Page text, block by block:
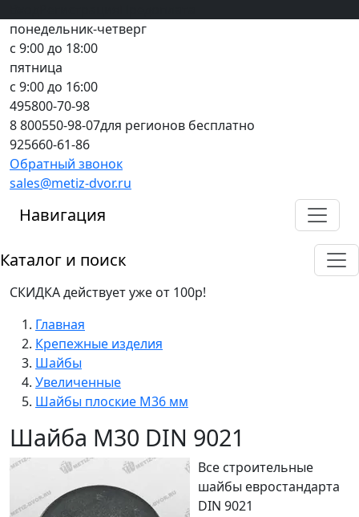
понедельник-четверг
с 9:00 до 18:00
пятница
с 9:00 до 16:00
495800-70-98
8 800550-98-07для регионов бесплатно
925660-61-86
Обратный звонок
sales@metiz-dvor.ru
Навигация
Каталог и поиск
СКИДКА действует уже от 100р!
Главная
Крепежные изделия
Шайбы
Увеличенные
Шайбы плоские М36 мм
Шайба М30 DIN 9021
Все строительные
шайбы евростандарта
DIN 9021